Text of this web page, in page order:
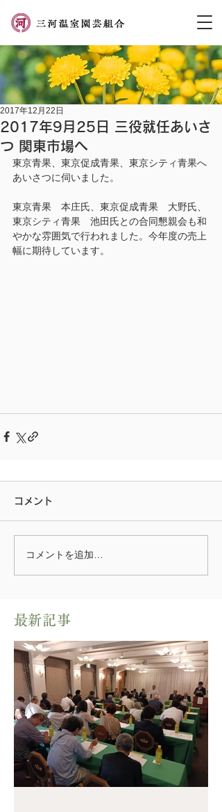
2017年9月25日 三役就任あいさ
つ 関東市場へ
2017年12月22日
東京青果、東京促成青果、東京シティ青果へ
あいさつに伺いました。
東京青果　本庄氏、東京促成青果　大野氏、
東京シティ青果　池田氏との合同懇親会も和
やかな雰囲気で行われました。今年度の売上
幅に期待しています。
コメント
コメントを追加…
​最新記事